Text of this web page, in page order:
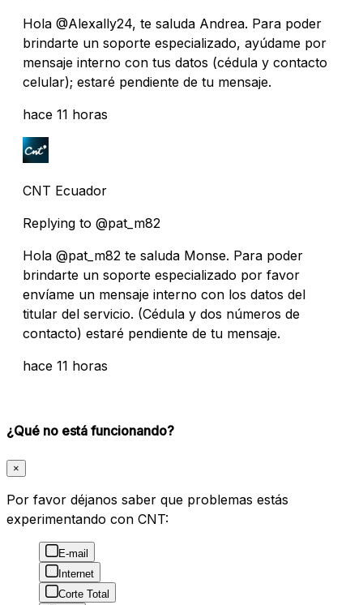
Hola @Alexally24, te saluda Andrea. Para poder
brindarte un soporte especializado, ayúdame por
mensaje interno con tus datos (cédula y contacto
celular); estaré pendiente de tu mensaje.
hace 11 horas
CNT Ecuador
Replying to @pat_m82
Hola @pat_m82 te saluda Monse. Para poder
brindarte un soporte especializado por favor
envíame un mensaje interno con los datos del
titular del servicio. (Cédula y dos números de
contacto) estaré pendiente de tu mensaje.
hace 11 horas
¿Qué no está funcionando?
×
Por favor déjanos saber que problemas estás
experimentando con CNT:
E-mail
Internet
Corte Total